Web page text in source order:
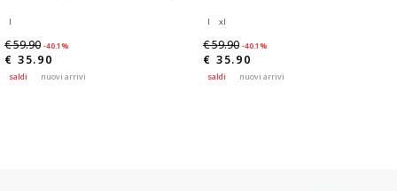
l
€ 59.90 -40.1%
€ 35.90
saldi nuovi arrivi
l xl
€ 59.90 -40.1%
€ 35.90
saldi nuovi arrivi